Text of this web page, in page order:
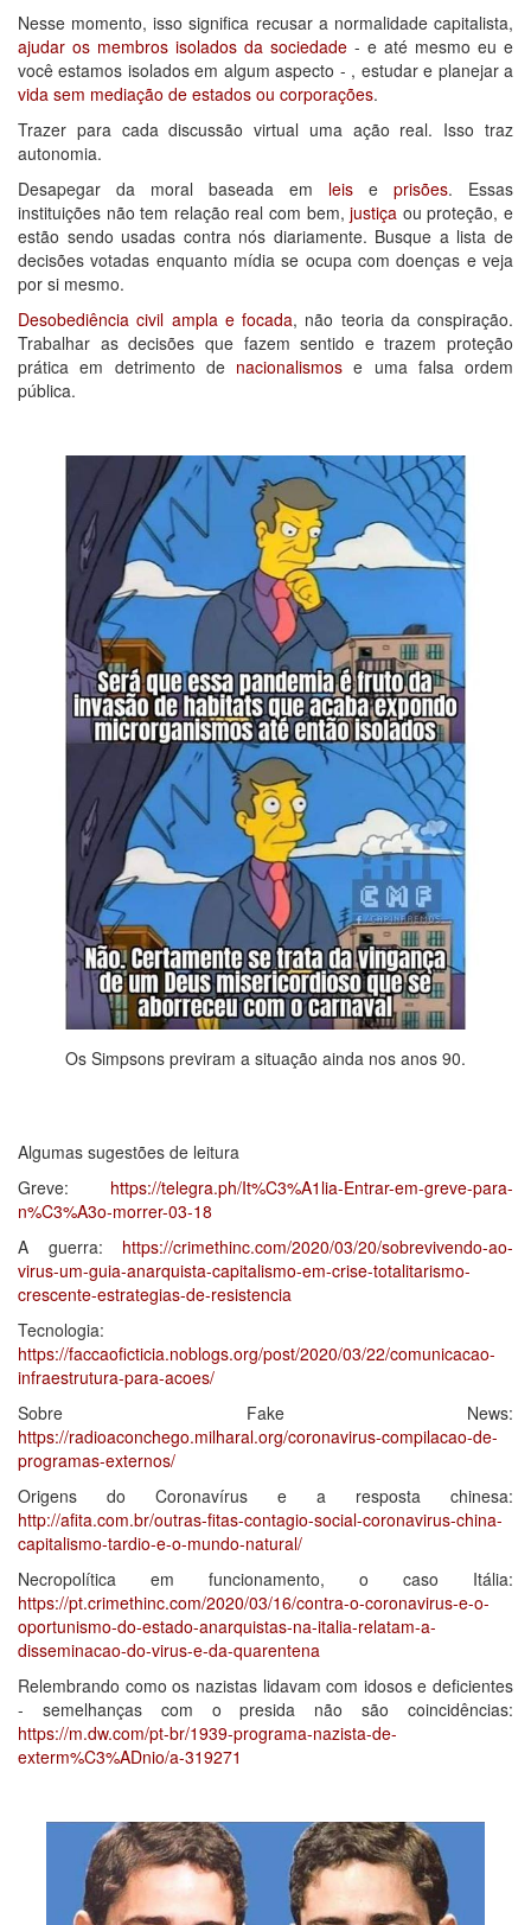
Nesse momento, isso significa recusar a normalidade capitalista,
ajudar os membros isolados da sociedade - e até mesmo eu e
você estamos isolados em algum aspecto - , estudar e planejar a
vida sem mediação de estados ou corporações.
Trazer para cada discussão virtual uma ação real. Isso traz
autonomia.
Desapegar da moral baseada em leis e prisões. Essas
instituições não tem relação real com bem,justiça ou proteção, e
estão sendo usadas contra nós diariamente. Busque a lista de
decisões votadas enquanto mídia se ocupa com doenças e veja
por si mesmo.
Desobediência civil ampla e focada, não teoria da conspiração.
Trabalhar as decisões que fazem sentido e trazem proteção
prática em detrimento de nacionalismos e uma falsa ordem
pública.
Os Simpsons previram a situação ainda nos anos 90.
Algumas sugestões de leitura
Greve: https://telegra.ph/It%C3%A1lia-Entrar-em-greve-para-
n%C3%A3o-morrer-03-18
A guerra: https://crimethinc.com/2020/03/20/sobrevivendo-ao-
virus-um-guia-anarquista-capitalismo-em-crise-totalitarismo-
crescente-estrategias-de-resistencia
Tecnologia:
https://faccaoficticia.noblogs.org/post/2020/03/22/comunicacao-
infraestrutura-para-acoes/
Sobre Fake News:
https://radioaconchego.milharal.org/coronavirus-compilacao-de-
programas-externos/
Origens do Coronavírus e a resposta chinesa:
http://afita.com.br/outras-fitas-contagio-social-coronavirus-china-
capitalismo-tardio-e-o-mundo-natural/
Necropolítica em funcionamento, o caso Itália:
https://pt.crimethinc.com/2020/03/16/contra-o-coronavirus-e-o-
oportunismo-do-estado-anarquistas-na-italia-relatam-a-
disseminacao-do-virus-e-da-quarentena
Relembrando como os nazistas lidavam com idosos e deficientes
- semelhanças com o presida não são coincidências:
https://m.dw.com/pt-br/1939-programa-nazista-de-
exterm%C3%ADnio/a-319271